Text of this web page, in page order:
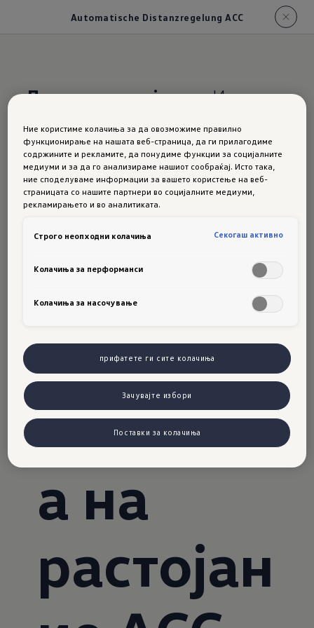
Automatische Distanzregelung ACC
Држете растојание.И
ограничувањата на
брзината.
Taigo:
Автомат
ска
контрол
а на
растојан
Ние користиме колачиња за да овозможиме правилно
функционирање на нашата веб-страница, да ги прилагодиме
содржините и рекламите, да понудиме функции за социјалните
медиуми и за да го анализираме нашиот сообраќај. Исто така,
ние споделуваме информации за вашето користење на веб-
страницата со нашите партнери во социјалните медиуми,
рекламирањето и во аналитиката.
Строго неопходни колачиња Секогаш активно
Колачиња за перформанси
Колачиња за насочување
прифатете ги сите колачиња
Зачувајте избори
Поставки за колачиња